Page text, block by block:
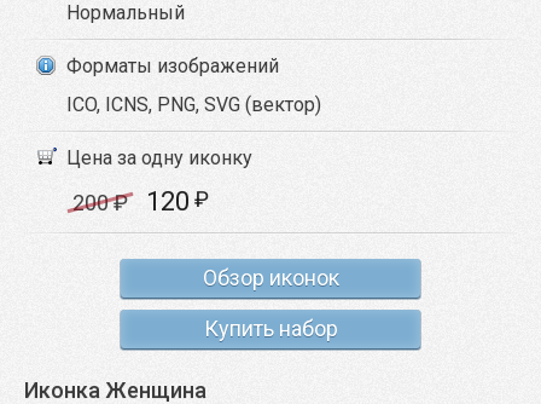
Нормальный
Форматы изображений
ICO, ICNS, PNG, SVG (вектор)
Цена за одну иконку
200₽ 120 ₽
Обзор иконок
Купить набор
Иконка Женщина